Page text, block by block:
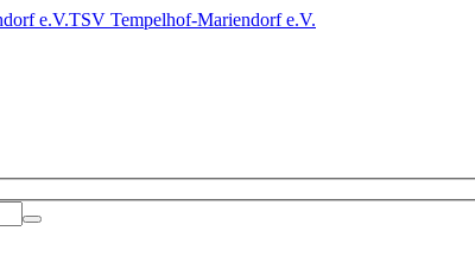
TSV Tempelhof-Mariendorf e.V.